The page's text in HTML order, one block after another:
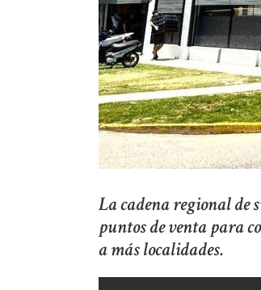
La cadena regional de
puntos de venta para
a más localidades.